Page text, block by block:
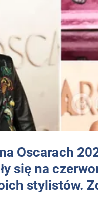
Oscarach
się na
stylistów.